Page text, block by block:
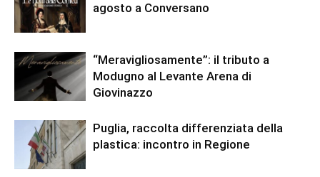
agosto a Conversano
“Meravigliosamente”: il tributo a
Modugno al Levante Arena di
Giovinazzo
Puglia, raccolta differenziata della
plastica: incontro in Regione